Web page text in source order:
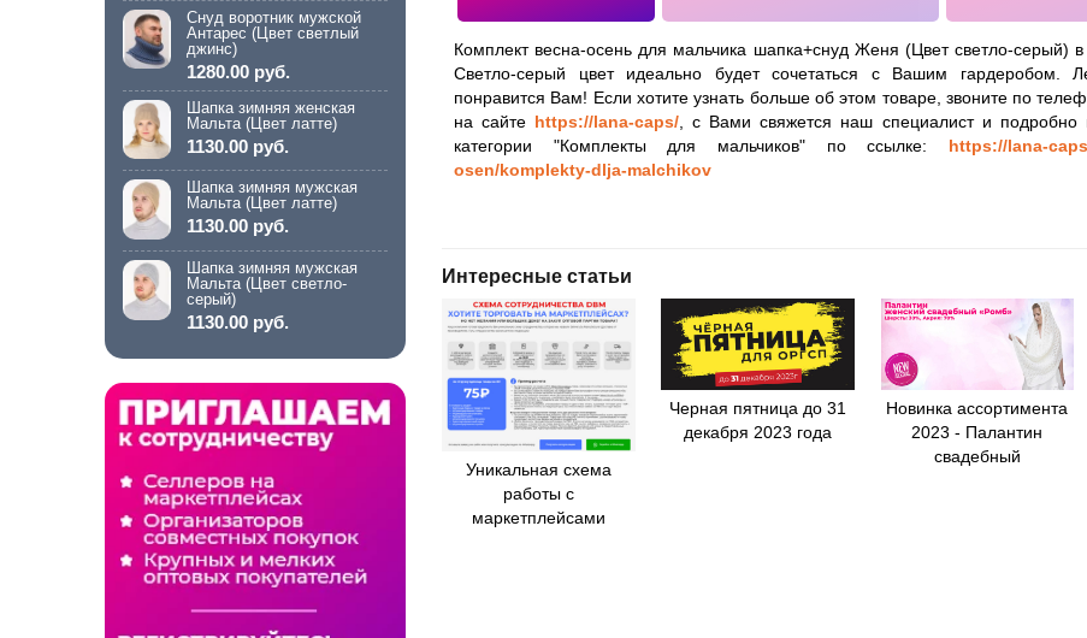
Комплект весна-осень для мальчика шапка+снуд Женя (Цвет светло-серый)
Светло-серый цвет идеально будет сочетаться с Вашим гардеробом.
понравится Вам! Если хотите узнать больше об этом товаре, звоните по
на сайте https://lana-caps/, с Вами свяжется наш специалист и подробно
категории "Комплекты для мальчиков" по ссылке: https://lana-
osen/komplekty-dlja-malchikov
Интересные статьи
Уникальная схема
работы с
маркетплейсами
Черная пятница до 31
декабря 2023 года
Новинка ассортимента
2023 - Палантин
свадебный
Снуд воротник мужской
Антарес (Цвет светлый
джинс)
1280.00 руб.
Шапка зимняя женская
Мальта (Цвет латте)
1130.00 руб.
Шапка зимняя мужская
Мальта (Цвет латте)
1130.00 руб.
Шапка зимняя мужская
Мальта (Цвет светло-
серый)
1130.00 руб.